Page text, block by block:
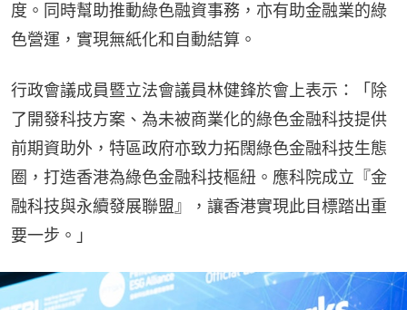
度。同時幫助推動綠色融資事務，亦有助金融業的綠
色營運，實現無紙化和自動結算。
行政會議成員暨立法會議員林健鋒於會上表示：「除
了開發科技方案、為未被商業化的綠色金融科技提供
前期資助外，特區政府亦致力拓闊綠色金融科技生態
圈，打造香港為綠色金融科技樞紐。應科院成立『金
融科技與永續發展聯盟』，讓香港實現此目標踏出重
要一步。」